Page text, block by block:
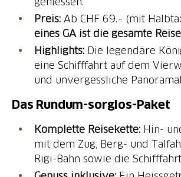
Preis:Ab CHF 69.– (mit
eines GA ist die gesamte
Highlights:Die legendäre
eine Schifffahrt auf dem
und unvergessliche
Das Rundum-sorglos-Paket
Komplette Reisekette:Hin-
mit dem Zug, Berg- und
Rigi-Bahn sowie die